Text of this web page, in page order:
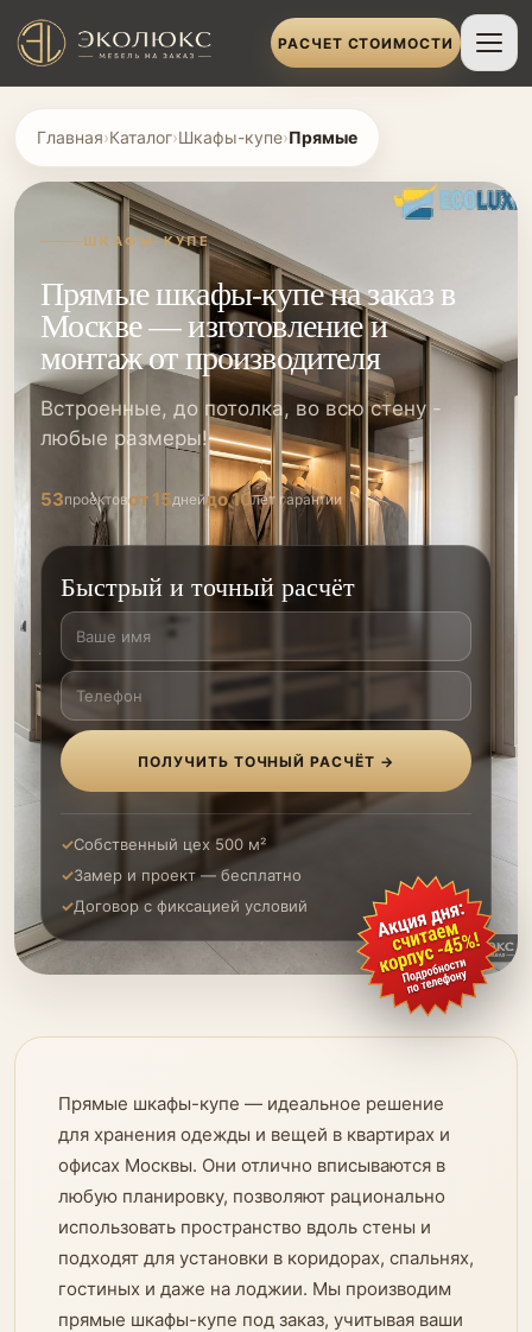
РАСЧЕТ СТОИМОСТИ
Главная›Каталог›Шкафы-купе›Прямые
ШКАФЫ-КУПЕ
Прямые шкафы-купе на заказ в
Москве — изготовление и
монтаж от производителя
Встроенные, до потолка, во всю стену -
любые размеры!
53проектовот 15днейдо 10лет гарантии
Быстрый и точный расчёт
ПОЛУЧИТЬ ТОЧНЫЙ РАСЧЁТ →
Собственный цех 500 м²
Замер и проект — бесплатно
Договор с фиксацией условий
Прямые шкафы-купе — идеальное решение
для хранения одежды и вещей в квартирах и
офисах Москвы. Они отлично вписываются в
любую планировку, позволяют рационально
использовать пространство вдоль стены и
подходят для установки в коридорах, спальнях,
гостиных и даже на лоджии. Мы производим
прямые шкафы-купе под заказ, учитывая ваши